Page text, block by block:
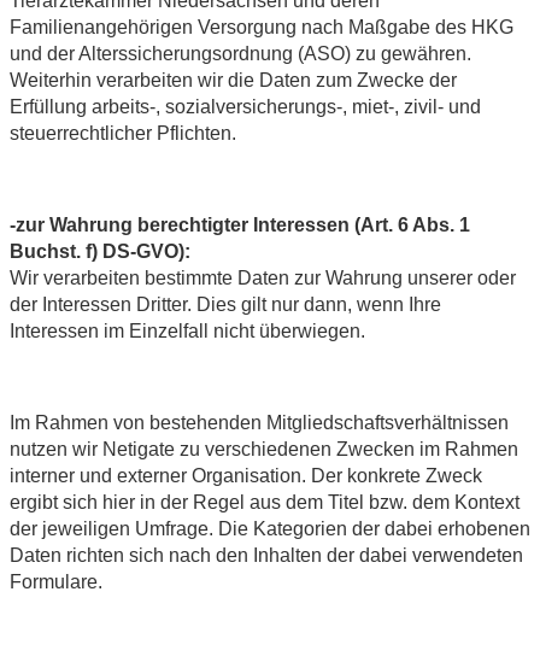
Familienangehörigen Versorgung nach Maßgabe des HKG
und der Alterssicherungsordnung (ASO) zu gewähren.
Weiterhin verarbeiten wir die Daten zum Zwecke der
Erfüllung arbeits-, sozialversicherungs-, miet-, zivil- und
steuerrechtlicher Pflichten.
-zur Wahrung berechtigter Interessen (Art. 6 Abs. 1
Buchst. f) DS-GVO):
Wir verarbeiten bestimmte Daten zur Wahrung unserer oder
der Interessen Dritter. Dies gilt nur dann, wenn Ihre
Interessen im Einzelfall nicht überwiegen.
Im Rahmen von bestehenden Mitgliedschaftsverhältnissen
nutzen wir Netigate zu verschiedenen Zwecken im Rahmen
interner und externer Organisation. Der konkrete Zweck
ergibt sich hier in der Regel aus dem Titel bzw. dem Kontext
der jeweiligen Umfrage. Die Kategorien der dabei erhobenen
Daten richten sich nach den Inhalten der dabei verwendeten
Formulare.